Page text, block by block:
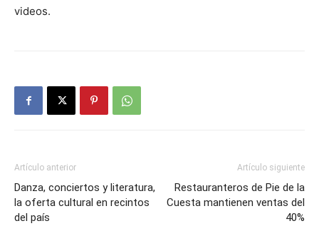
videos.
Artículo anterior
Danza, conciertos y literatura,
la oferta cultural en recintos
del país
Artículo siguiente
Restauranteros de Pie de la
Cuesta mantienen ventas del
40%